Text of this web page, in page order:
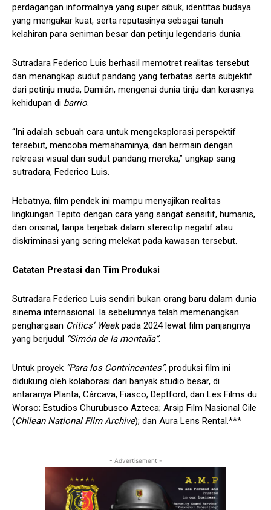
perdagangan informalnya yang super sibuk, identitas budaya
yang mengakar kuat, serta reputasinya sebagai tanah
kelahiran para seniman besar dan petinju legendaris dunia.
Sutradara Federico Luis berhasil memotret realitas tersebut
dan menangkap sudut pandang yang terbatas serta subjektif
dari petinju muda, Damián, mengenai dunia tinju dan kerasnya
kehidupan di barrio.
“Ini adalah sebuah cara untuk mengeksplorasi perspektif
tersebut, mencoba memahaminya, dan bermain dengan
rekreasi visual dari sudut pandang mereka,” ungkap sang
sutradara, Federico Luis.
Hebatnya, film pendek ini mampu menyajikan realitas
lingkungan Tepito dengan cara yang sangat sensitif, humanis,
dan orisinal, tanpa terjebak dalam stereotip negatif atau
diskriminasi yang sering melekat pada kawasan tersebut.
Catatan Prestasi dan Tim Produksi
Sutradara Federico Luis sendiri bukan orang baru dalam dunia
sinema internasional. Ia sebelumnya telah memenangkan
penghargaan Critics’ Weekpada 2024 lewat film panjangnya
yang berjudul “Simón de la montaña”.
Untuk proyek “Para los Contrincantes”, produksi film ini
didukung oleh kolaborasi dari banyak studio besar, di
antaranya Planta, Cárcava, Fiasco, Deptford, dan Les Films du
Worso; Estudios Churubusco Azteca; Arsip Film Nasional Cile
(Chilean National Film Archive); dan Aura Lens Rental.***
- Advertisement -